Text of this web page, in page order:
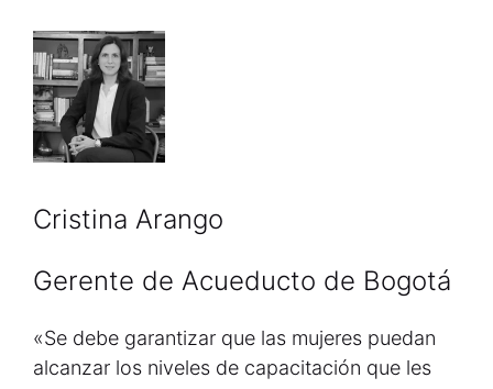
Cristina Arango
Gerente de Acueducto de Bogotá
«Se debe garantizar que las mujeres puedan
alcanzar los niveles de capacitación que les